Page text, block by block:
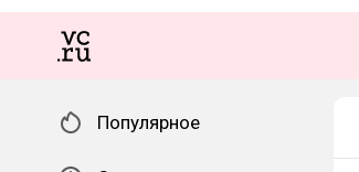
Популярное